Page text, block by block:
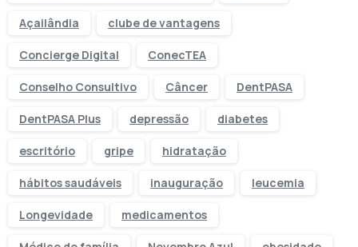
Açailândia clube de vantagens
Concierge Digital ConecTEA
Conselho Consultivo Câncer DentPASA
DentPASA Plus depressão diabetes
escritório gripe hidratação
hábitos saudáveis inauguração leucemia
Longevidade medicamentos